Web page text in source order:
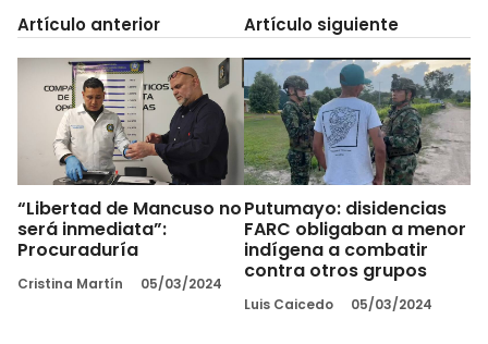
Artículo anterior
“Libertad de Mancuso no
será inmediata”:
Procuraduría
Cristina Martín 05/03/2024
Artículo siguiente
Putumayo: disidencias
FARC obligaban a menor
indígena a combatir
contra otros grupos
Luis Caicedo 05/03/2024